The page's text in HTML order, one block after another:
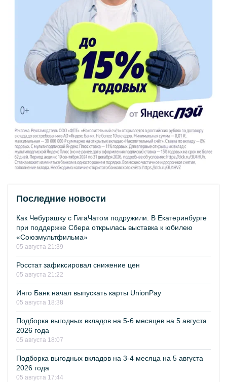
Последние новости
Как Чебурашку с ГигаЧатом подружили. В Екатеринбурге
при поддержке Сбера открылась выставка к юбилею
«Союзмультфильма»
05 августа 21:39
Росстат зафиксировал снижение цен
05 августа 21:22
Инго Банк начал выпускать карты UnionPay
05 августа 18:38
Подборка выгодных вкладов на 5-6 месяцев на 5 августа
2026 года
05 августа 18:07
Подборка выгодных вкладов на 3-4 месяца на 5 августа
2026 года
05 августа 17:44